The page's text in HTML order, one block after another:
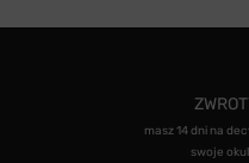
masz 14 dni na
swoje